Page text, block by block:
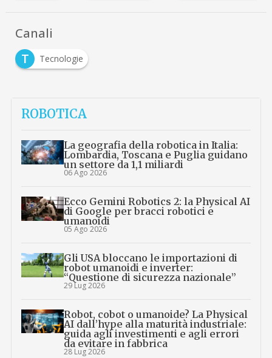
Canali
T
Tecnologie
ROBOTICA
La geografia della robotica in Italia:
Lombardia, Toscana e Puglia guidano
un settore da 1,1 miliardi
06 Ago 2026
Ecco Gemini Robotics 2: la Physical AI
di Google per bracci robotici e
umanoidi
05 Ago 2026
Gli USA bloccano le importazioni di
robot umanoidi e inverter:
“Questione di sicurezza nazionale”
29 Lug 2026
Robot, cobot o umanoide? La Physical
AI dall’hype alla maturità industriale:
guida agli investimenti e agli errori
da evitare in fabbrica
28 Lug 2026